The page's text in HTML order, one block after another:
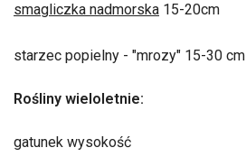
smagliczka nadmorska 15-20cm
starzec popielny - "mrozy" 15-30 cm
Rośliny wieloletnie:
gatunek wysokość